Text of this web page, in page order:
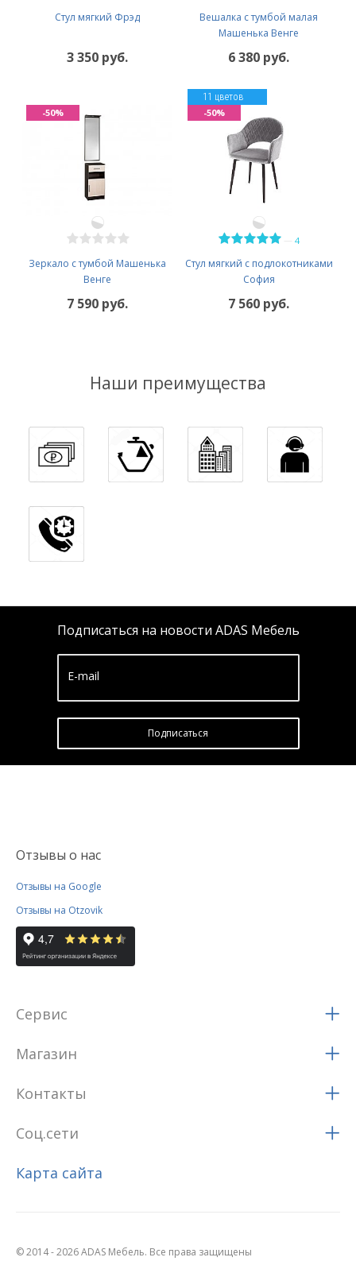
Стул мягкий Фрэд
3 350 руб.
Вешалка с тумбой малая
Машенька Венге
6 380 руб.
Зеркало с тумбой Машенька
Венге
7 590 руб.
-50%
4
Стул мягкий с подлокотниками
София
11 цветов
7 560 руб.
-50%
Наши преимущества
Подписаться на новости ADAS Мебель
E-mail
Подписатьcя
Отзывы о нас
Отзывы на Google
Отзывы на Otzovik
Сервис
Магазин
Контакты
Соц.сети
Карта сайта
© 2014 - 2026 ADAS Мебель. Все права защищены